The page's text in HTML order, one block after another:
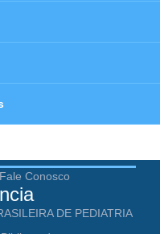
Fale Conosco
DE PEDIATRIA